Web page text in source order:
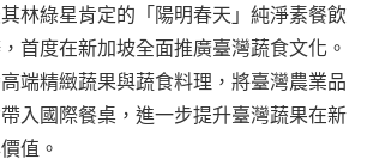
林綠星肯定的「陽明春天」純淨素餐飲
首度在新加坡全面推廣臺灣蔬食文化。
端精緻蔬果與蔬食料理，將臺灣農業品
入國際餐桌，進一步提升臺灣蔬果在新
值。